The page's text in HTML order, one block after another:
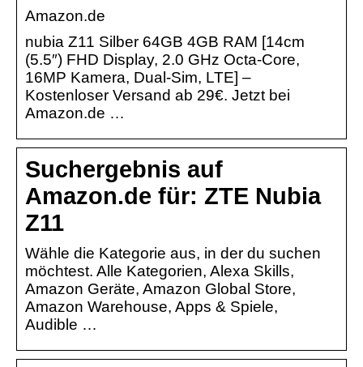
Amazon.de
nubia Z11 Silber 64GB 4GB RAM [14cm
(5.5″) FHD Display, 2.0 GHz Octa-Core,
16MP Kamera, Dual-Sim, LTE] –
Kostenloser Versand ab 29€. Jetzt bei
Amazon.de …
Suchergebnis auf
Amazon.de für: ZTE Nubia
Z11
Wähle die Kategorie aus, in der du suchen
möchtest. Alle Kategorien, Alexa Skills,
Amazon Geräte, Amazon Global Store,
Amazon Warehouse, Apps & Spiele,
Audible …